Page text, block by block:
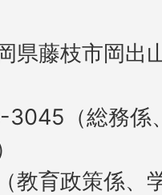
県藤枝市岡出
（総務係
育政策係、